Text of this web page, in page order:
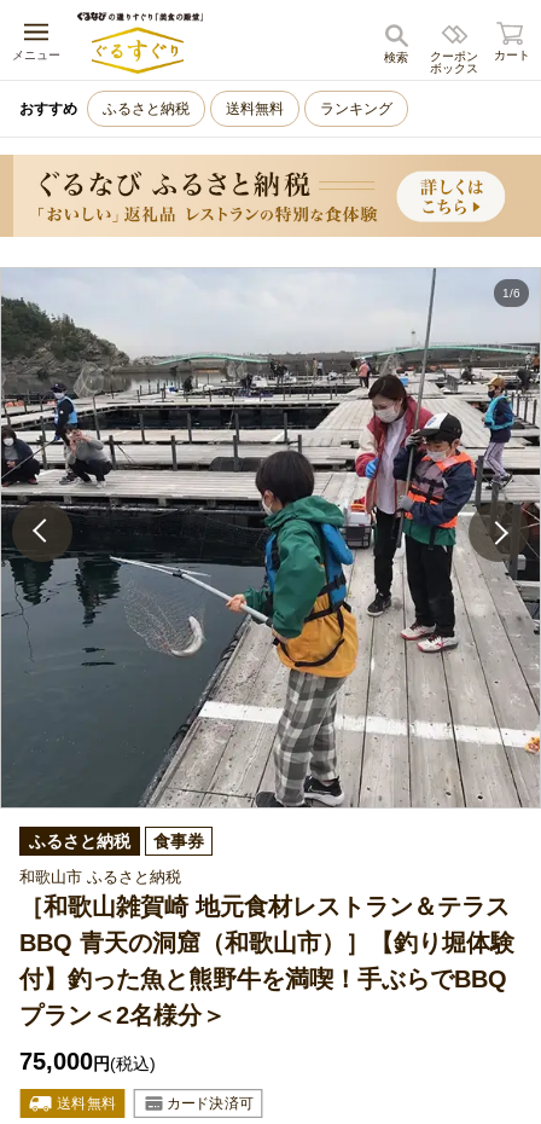
メニュー
キャンセル
クーポン
ボックス
検索 カート
おすすめ ふるさと納税 送料無料 ランキング
1/6
ふるさと納税 食事券
和歌山市 ふるさと納税
［和歌山雑賀崎 地元食材レストラン＆テラス
BBQ 青天の洞窟（和歌山市）］【釣り堀体験
付】釣った魚と熊野牛を満喫！手ぶらでBBQ
プラン＜2名様分＞
75,000円(税込)